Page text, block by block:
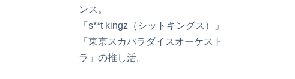
ンス。
「s**t kingz（シットキングス）」
「東京スカパラダイスオーケスト
ラ」の推し活。